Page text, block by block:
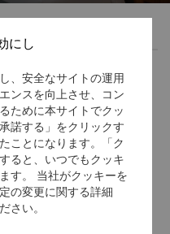
る究極の居住空間
際のレジデンス相当の広さ
要なものを全て取り揃えて
ので、お仕事と遊びを同時
過ごせる長期のご滞在を実
にし
、安全なサイトの運用
ンスを向上させ、コン
ために本サイトでクッ
諾する」をクリックす
ことになります。「ク
ると、いつでもクッキ
す。 当社がクッキーを
の変更に関する詳細
さい。